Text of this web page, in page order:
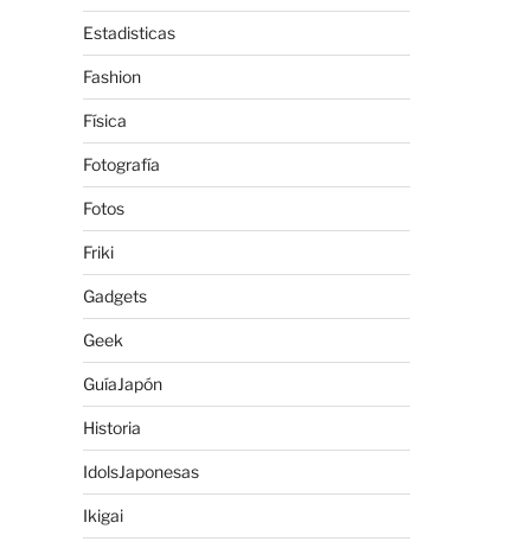
Estadisticas
Fashion
Física
Fotografía
Fotos
Friki
Gadgets
Geek
GuíaJapón
Historia
IdolsJaponesas
Ikigai